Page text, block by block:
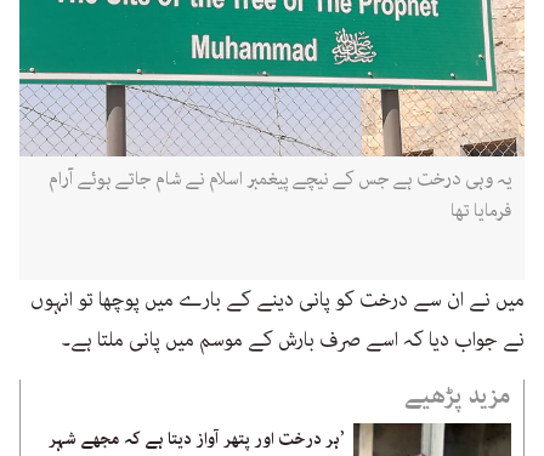
یہ وہی درخت ہے جس کے نیچے پیغمبر اسلام نے شام جاتے ہوئے آرام
فرمایا تھا
میں نے ان سے درخت کو پانی دینے کے بارے میں پوچھا تو انہوں
نے جواب دیا کہ اسے صرف بارش کے موسم میں پانی ملتا ہے۔
مزید پڑھیے
’ہر درخت اور پتھر آواز دیتا ہے کہ مجھے شہر